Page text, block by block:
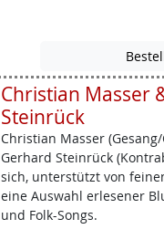
Christian Masser
Steinrück
Christian Masser
Gerhard Steinrück
sich, unterstützt von
eine Auswahl erlesener
und Folk-Songs.